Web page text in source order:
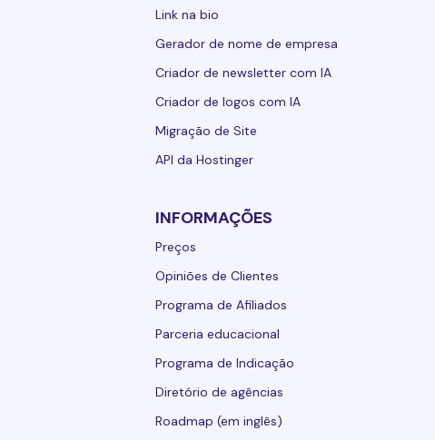
Link na bio
Gerador de nome de empresa
Criador de newsletter com IA
Criador de logos com IA
Migração de Site
API da Hostinger
INFORMAÇÕES
Preços
Opiniões de Clientes
Programa de Afiliados
Parceria educacional
Programa de Indicação
Diretório de agências
Roadmap (em inglês)